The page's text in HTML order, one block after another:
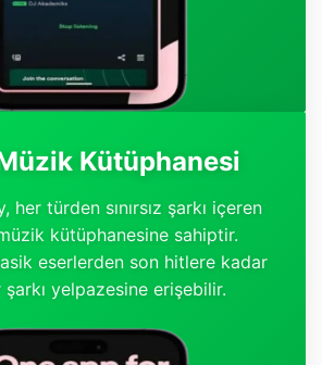
Kütüphanesi
türden sınırsız şarkı içeren
kütüphanesine sahiptir.
eserlerden son hitlere kadar
yelpazesine erişebilir.